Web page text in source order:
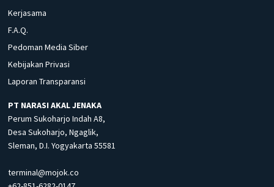
Kerjasama
F.A.Q.
Pedoman Media Siber
Kebijakan Privasi
Laporan Transparansi
PT NARASI AKAL JENAKA
Perum Sukoharjo Indah A8,
Desa Sukoharjo, Ngaglik,
Sleman, D.I. Yogyakarta 55581
terminal@mojok.co